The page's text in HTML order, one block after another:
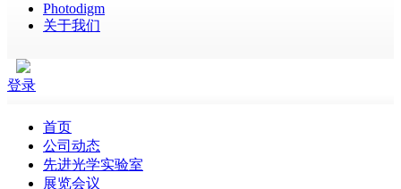
Photodigm
关于我们
登录
首页
公司动态
先进光学实验室
展览会议